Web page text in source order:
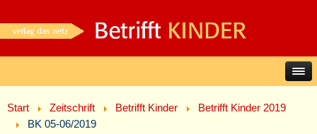
Start Zeitschrift Betrifft Kinder
Betrifft Kinder 2019
BK 05-06/2019